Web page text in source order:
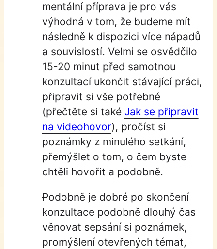
mentální příprava je pro vás
výhodná v tom, že budeme mít
následně k dispozici více nápadů
a souvislostí. Velmi se osvědčilo
15-20 minut před samotnou
konzultací ukončit stávající práci,
připravit si vše potřebné
(přečtěte si také Jak se připravit
na videohovor), pročíst si
poznámky z minulého setkání,
přemýšlet o tom, o čem byste
chtěli hovořit a podobně.
Podobně je dobré po skončení
konzultace podobně dlouhý čas
věnovat sepsání si poznámek,
promýšlení otevřených témat,